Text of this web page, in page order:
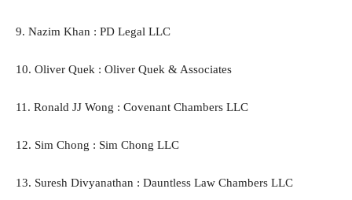
9. Nazim Khan : PD Legal LLC
10. Oliver Quek : Oliver Quek & Associates
11. Ronald JJ Wong : Covenant Chambers LLC
12. Sim Chong : Sim Chong LLC
13. Suresh Divyanathan : Dauntless Law Chambers LLC